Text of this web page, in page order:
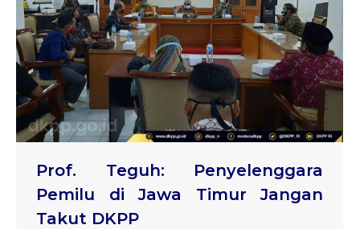
Prof. Teguh: Penyelenggara
Pemilu di Jawa Timur Jangan
Takut DKPP